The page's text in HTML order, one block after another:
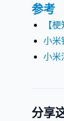
参考
【
小米
小
分享